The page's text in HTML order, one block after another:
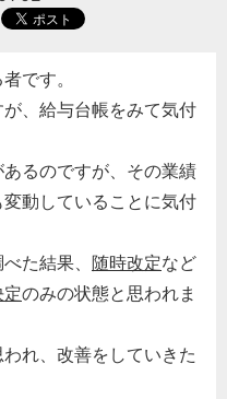
です。
、給与台帳をみて気付
るのですが、その業績
変動していることに気付
た結果、 随時改定など
定のみの状態と思われま
れ、改善をしていきた